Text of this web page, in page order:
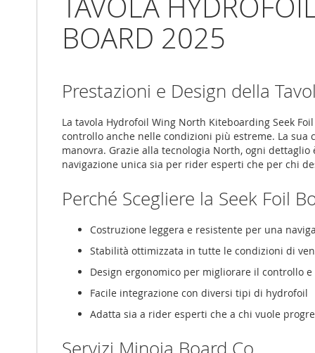
BOARD 2025
Prestazioni e Design della
La tavola Hydrofoil Wing North Kiteboarding Seek
controllo anche nelle condizioni più estreme. La
manovra. Grazie alla tecnologia North, ogni
navigazione unica sia per rider esperti che per chi
Perché Scegliere la Seek Foil
Costruzione leggera e resistente per una
Stabilità ottimizzata in tutte le condizioni di
Design ergonomico per migliorare il controllo
Facile integrazione con diversi tipi di hydrofoil
Adatta sia a rider esperti che a chi vuole